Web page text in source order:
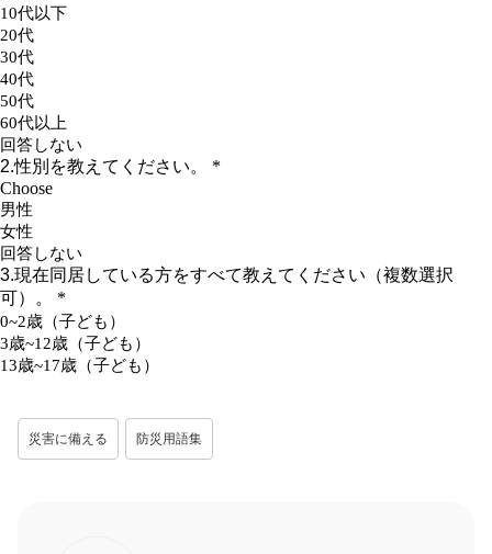
災害に備える 防災用語集